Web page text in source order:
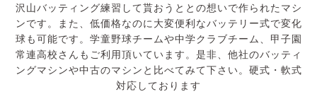
沢山バッティング練習して貰おうととの想いで作られたマシ
ンです。また、低価格なのに大変便利なバッテリー式で変化
球も可能です。学童野球チームや中学クラブチーム、甲子園
常連高校さんもご利用頂いています。是非、他社のバッティ
ングマシンや中古のマシンと比べてみて下さい。硬式・軟式
対応しております